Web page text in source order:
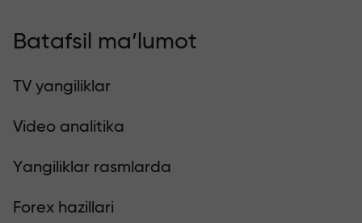
Batafsil ma’lumot
TV yangiliklar
Video analitika
Yangiliklar rasmlarda
Forex hazillari